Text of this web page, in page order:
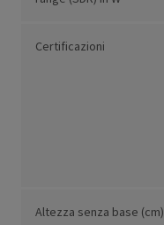
Certificazioni
Altezza senza base (cm)